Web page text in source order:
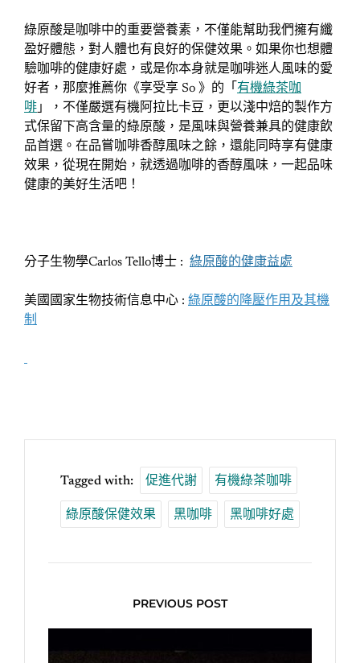
綠原酸是咖啡中的重要營養素，不僅能幫助我們擁有纖
盈好體態，對人體也有良好的保健效果。如果你也想體
驗咖啡的健康好處，或是你本身就是咖啡迷人風味的愛
好者，那麼推薦你《享受享 So 》的「 有機綠茶咖
啡 」，不僅嚴選有機阿拉比卡豆，更以淺中焙的製作方
式保留下高含量的綠原酸，是風味與營養兼具的健康飲
品首選。在品嘗咖啡香醇風味之餘，還能同時享有健康
效果，從現在開始，就透過咖啡的香醇風味，一起品味
健康的美好生活吧！
分子生物學Carlos Tello博士 : 綠原酸的健康益處
美國國家生物技術信息中心 : 綠原酸的降壓作用及其機
制
Tagged with: 促進代謝 有機綠茶咖啡
綠原酸保健效果 黑咖啡 黑咖啡好處
PREVIOUS POST